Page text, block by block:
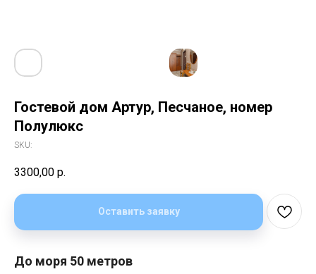
Гостевой дом Артур, Песчаное, номер
Полулюкс
SKU:
3300,00 р.
Оставить заявку
До моря 50 метров